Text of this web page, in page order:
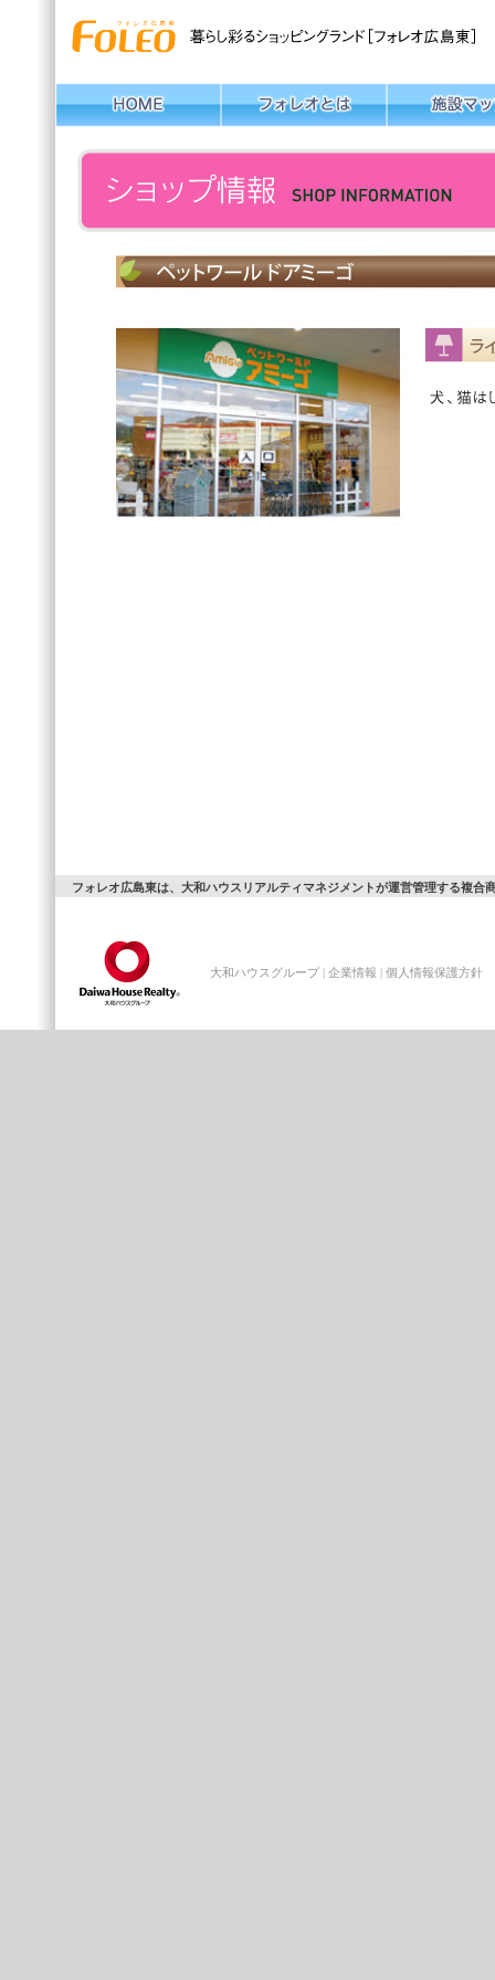
フォレオ広島東は、大和ハウスリアルティマネジメントが運営管理する複合
大和ハウスグループ | 企業情報 | 個人情報保護方針